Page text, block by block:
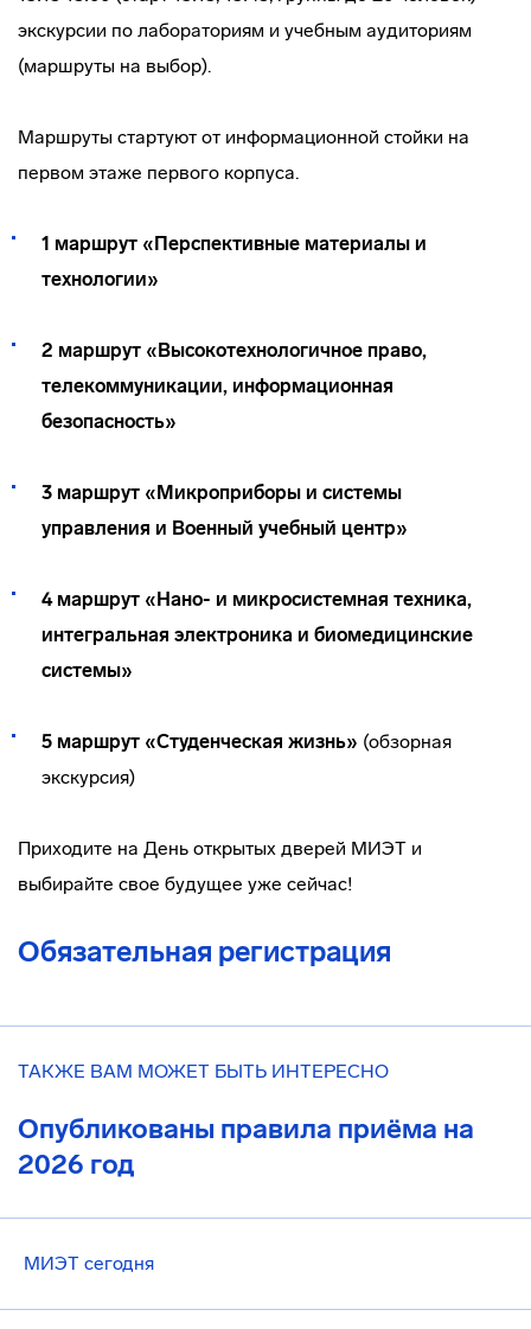
экскурсии по лабораториям и учебным аудиториям
(маршруты на выбор).
Маршруты стартуют от информационной стойки на
первом этаже первого корпуса.
1 маршрут «Перспективные материалы и
технологии»
2 маршрут «Высокотехнологичное право,
телекоммуникации, информационная
безопасность»
3 маршрут «Микроприборы и системы
управления и Военный учебный центр»
4 маршрут «Нано- и микросистемная техника,
интегральная электроника и биомедицинские
системы»
5 маршрут «Студенческая жизнь» (обзорная
экскурсия)
Приходите на День открытых дверей МИЭТ и
выбирайте свое будущее уже сейчас!
Обязательная регистрация
ТАКЖЕ ВАМ МОЖЕТ БЫТЬ ИНТЕРЕСНО
Опубликованы правила приёма на
2026 год
МИЭТ сегодня